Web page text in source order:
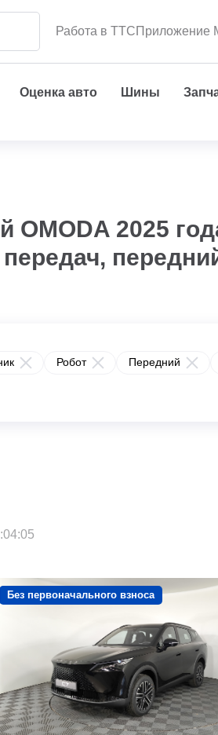
Работа в ТТСПриложение
Оценка авто Шины
OMODA 2025
Робот Передний
Без первоначального взноса